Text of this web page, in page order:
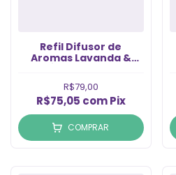
Refil Difusor de
Aromas Lavanda &
R$79,00
R$75,05 com Pix
COMPRAR